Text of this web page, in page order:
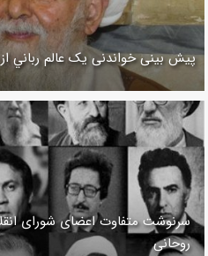
پیش بینی خواندنی یک عالم رباني از
روحانی